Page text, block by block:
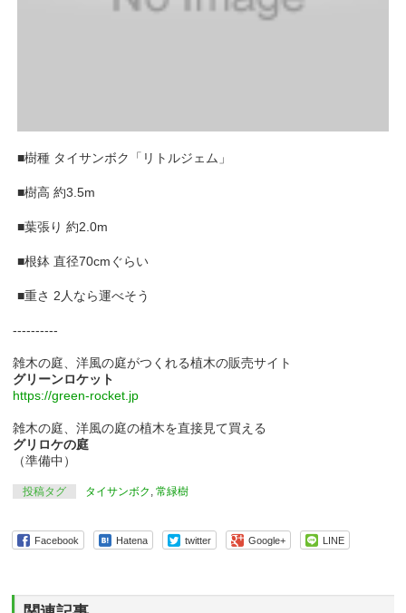
■樹種 タイサンボク「リトルジェム」
■樹高 約3.5m
■葉張り 約2.0m
■根鉢 直径70cmぐらい
■重さ 2人なら運べそう
----------
雑木の庭、洋風の庭がつくれる植木の販売サイト
グリーンロケット
https://green-rocket.jp
雑木の庭、洋風の庭の植木を直接見て買える
グリロケの庭
（準備中）
投稿タグ タイサンボク ,常緑樹
Facebook Hatena twitter Google+ LINE